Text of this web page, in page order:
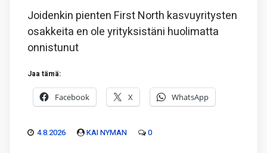
Joidenkin pienten First North kasvuyritysten
osakkeita en ole yrityksistäni huolimatta
onnistunut
Jaa tämä:
Facebook X WhatsApp
4.8.2026 KAI NYMAN 0